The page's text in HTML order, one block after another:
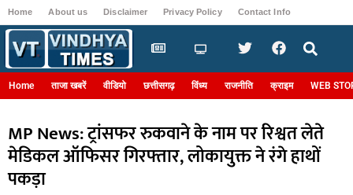
Home About us Disclaimer Privacy Policy Contact Info
Home ताजा खबरें वीडियो छत्तीसगढ़ विंध्य राजनीति क्राइम WEB
MP News: ट्रांसफर रुकवाने के नाम पर रिश्वत लेते
मेडिकल ऑफिसर गिरफ्तार, लोकायुक्त ने रंगे हाथों
पकड़ा